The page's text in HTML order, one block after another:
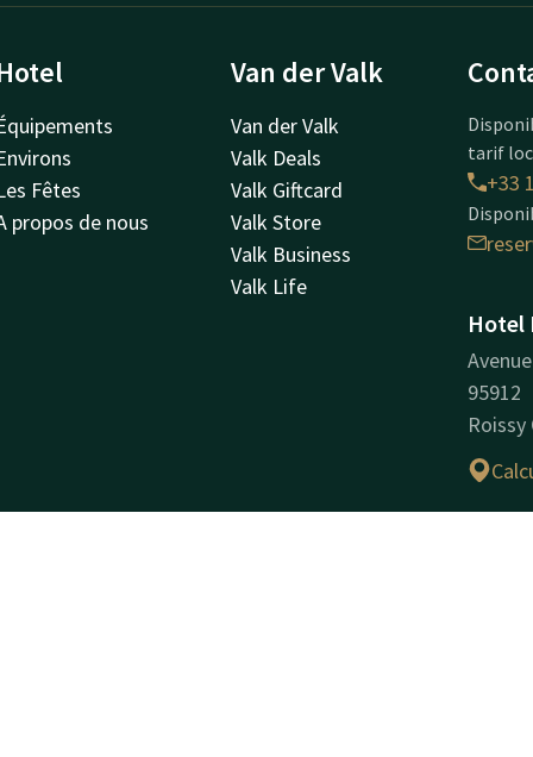
Fêtes
propos de nous
Van der Valk
Van der Valk
Valk Deals
Valk Giftcard
Valk Store
Valk Business
Valk Life
tarif
+33
Hotel
95912
Roissy